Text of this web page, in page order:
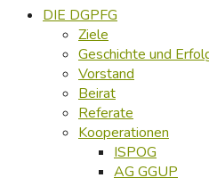
DIE DGPFG
Ziele
Geschichte und
Vorstand
Beirat
Referate
Kooperationen
ISPOG
AG GGUP